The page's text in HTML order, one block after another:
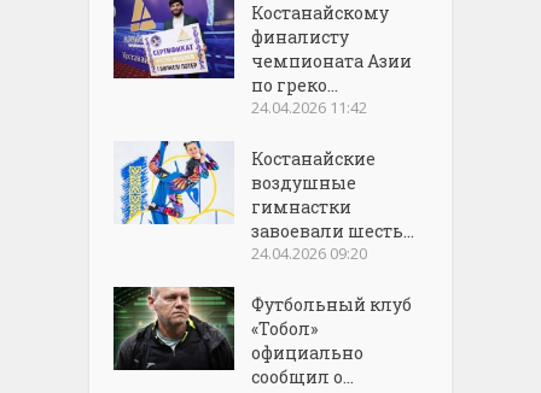
Костанайскому
финалисту
чемпионата Азии
по греко...
24.04.2026 11:42
Костанайские
воздушные
гимнастки
завоевали шесть...
24.04.2026 09:20
Футбольный клуб
«Тобол»
официально
сообщил о...